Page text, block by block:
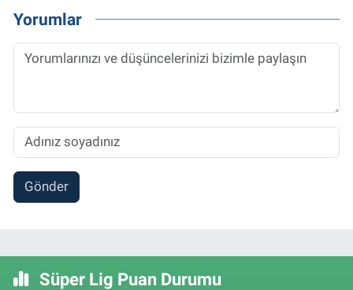
Yorumlar
Gönder
Süper Lig Puan Durumu